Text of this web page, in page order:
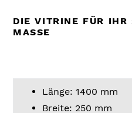
wird
zum
DIE VITRINE FÜR IHR
MASSE
Länge: 1400 mm
Breite: 250 mm